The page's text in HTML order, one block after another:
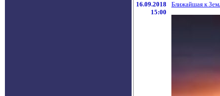
16.09.2018
15:00
Ближайшая к